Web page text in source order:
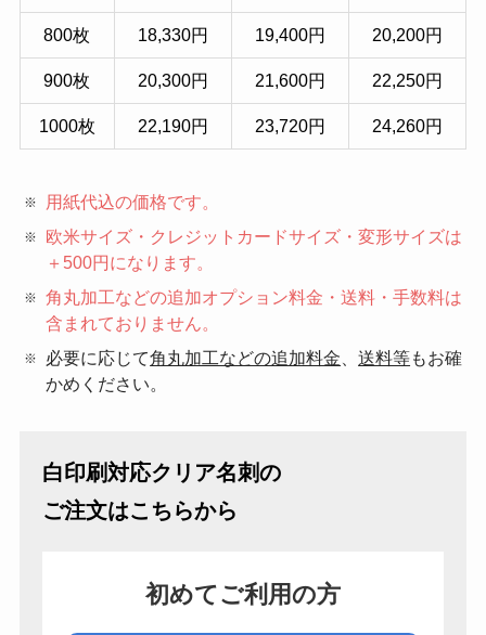
800枚 18,330円 19,400円 20,200円
900枚 20,300円 21,600円 22,250円
1000枚 22,190円 23,720円 24,260円
用紙代込の価格です。
欧米サイズ・クレジットカードサイズ・変形サイズは
＋500円になります。
角丸加工などの追加オプション料金・送料・手数料は
含まれておりません。
必要に応じて角丸加工などの追加料金 、送料等もお確
かめください。
白印刷対応クリア名刺の
ご注文はこちらから
初めてご利用の方